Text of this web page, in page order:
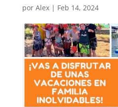
por Alex| Feb 14, 2024